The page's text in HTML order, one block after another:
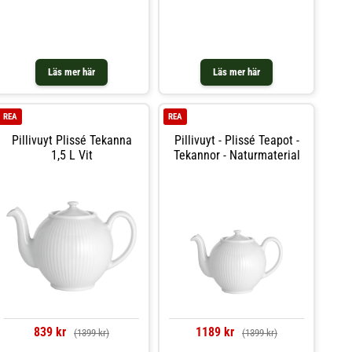
Läs mer här Läs mer här
Pillivuyt Plissé Tekanna
1,5 L Vit
REA
839 kr (1399 kr)
Pillivuyt - Plissé Teapot -
Tekannor - Naturmaterial
REA
1189 kr (1399 kr)